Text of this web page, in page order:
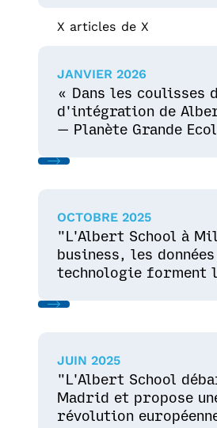
X articles de X
JANVIER 2026
« Dans les coulisses
d'intégration de
— Planète Grande
OCTOBRE 2025
"L'Albert School à
business, les
technologie forment
JUIN 2025
"L'Albert School
Madrid et propose
révolution